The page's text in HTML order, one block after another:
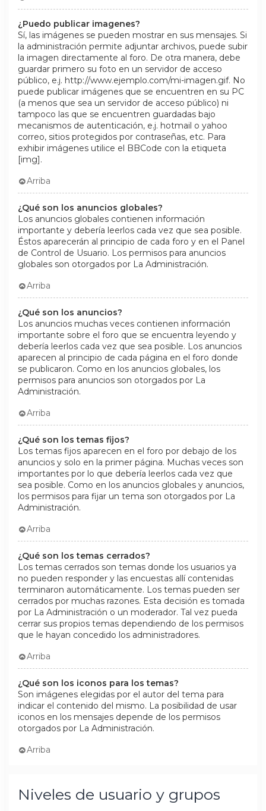
¿Puedo publicar imagenes?
Sí, las imágenes se pueden mostrar en sus mensajes. Si
la administración permite adjuntar archivos, puede subir
la imagen directamente al foro. De otra manera, debe
guardar primero su foto en un servidor de acceso
público, e.j. http://www.ejemplo.com/mi-imagen.gif. No
puede publicar imágenes que se encuentren en su PC
(a menos que sea un servidor de acceso público) ni
tampoco las que se encuentren guardadas bajo
mecanismos de autenticación, e.j. hotmail o yahoo
correo, sitios protegidos por contraseñas, etc. Para
exhibir imágenes utilice el BBCode con la etiqueta
[img].
Arriba
¿Qué son los anuncios globales?
Los anuncios globales contienen información
importante y debería leerlos cada vez que sea posible.
Éstos aparecerán al principio de cada foro y en el Panel
de Control de Usuario. Los permisos para anuncios
globales son otorgados por La Administración.
Arriba
¿Qué son los anuncios?
Los anuncios muchas veces contienen información
importante sobre el foro que se encuentra leyendo y
debería leerlos cada vez que sea posible. Los anuncios
aparecen al principio de cada página en el foro donde
se publicaron. Como en los anuncios globales, los
permisos para anuncios son otorgados por La
Administración.
Arriba
¿Qué son los temas fijos?
Los temas fijos aparecen en el foro por debajo de los
anuncios y solo en la primer página. Muchas veces son
importantes por lo que debería leerlos cada vez que
sea posible. Como en los anuncios globales y anuncios,
los permisos para fijar un tema son otorgados por La
Administración.
Arriba
¿Qué son los temas cerrados?
Los temas cerrados son temas donde los usuarios ya
no pueden responder y las encuestas allí contenidas
terminaron automáticamente. Los temas pueden ser
cerrados por muchas razones. Esta decisión es tomada
por La Administración o un moderador. Tal vez pueda
cerrar sus propios temas dependiendo de los permisos
que le hayan concedido los administradores.
Arriba
¿Qué son los iconos para los temas?
Son imágenes elegidas por el autor del tema para
indicar el contenido del mismo. La posibilidad de usar
iconos en los mensajes depende de los permisos
otorgados por La Administración.
Arriba
Niveles de usuario y grupos